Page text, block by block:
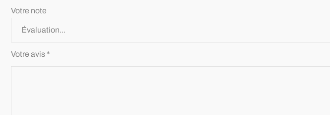
Votre note
Votre avis *